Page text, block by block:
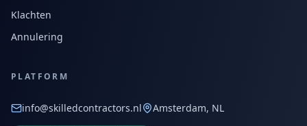
Klachten
Annulering
PLATFORM
info@skilledcontractors.nl Amsterdam, NL